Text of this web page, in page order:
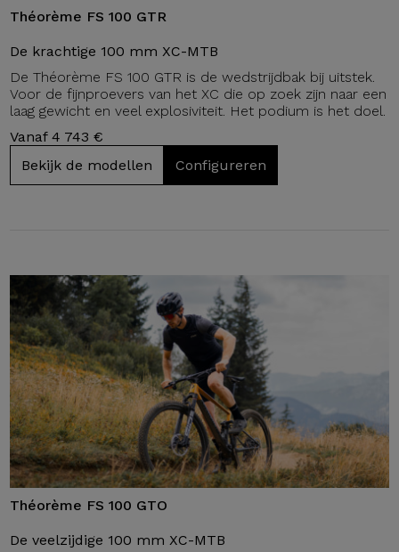
Théorème FS 100 GTR
De krachtige 100 mm XC-MTB
De Théorème FS 100 GTR is de wedstrijdbak bij uitstek.
Voor de fijnproevers van het XC die op zoek zijn naar een
laag gewicht en veel explosiviteit. Het podium is het doel.
Vanaf 4 743 €
Bekijk de modellen
Configureren
Théorème FS 100 GTO
De veelzijdige 100 mm XC-MTB